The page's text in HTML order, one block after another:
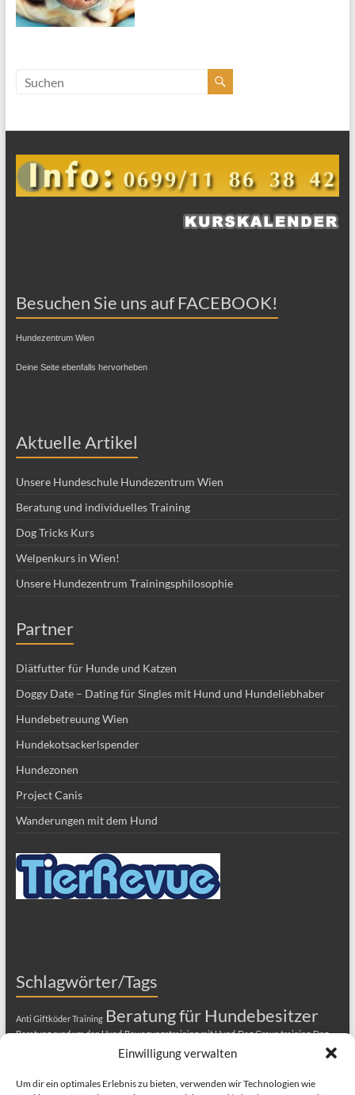
Einwilligung verwalten
Um dir ein optimales Erlebnis zu bieten, verwenden wir Technologien wie
Besuchen Sie uns auf FACEBOOK!
Hundezentrum Wien
Deine Seite ebenfalls hervorheben
Aktuelle Artikel
Unsere Hundeschule Hundezentrum Wien
Beratung und individuelles Training
Dog Tricks Kurs
Welpenkurs in Wien!
Unsere Hundezentrum Trainingsphilosophie
Partner
Diätfutter für Hunde und Katzen
Doggy Date – Dating für Singles mit Hund und Hundeliebhaber
Hundebetreuung Wien
Hundekotsackerlspender
Hundezonen
Project Canis
Wanderungen mit dem Hund
Schlagwörter/Tags
Anti Giftköder Training Beratung für Hundebesitzer
Beratung rund um den Hund Bewegungstraining mit Hund Dog Group training Dog
entspannter Hund Ernährungsberatung für Hunde
hundeschule
wien Hundesprache hundetraining in der gruppe Hundetraining Wien